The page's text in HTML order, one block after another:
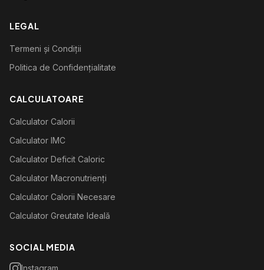
LEGAL
Termeni și Condiții
Politica de Confidențialitate
CALCULATOARE
Calculator Calorii
Calculator IMC
Calculator Deficit Caloric
Calculator Macronutrienți
Calculator Calorii Necesare
Calculator Greutate Ideală
SOCIAL MEDIA
Instagram